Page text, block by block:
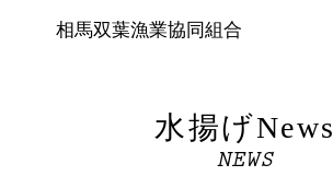
相馬双葉漁業協同組合
水揚げNews
NEWS